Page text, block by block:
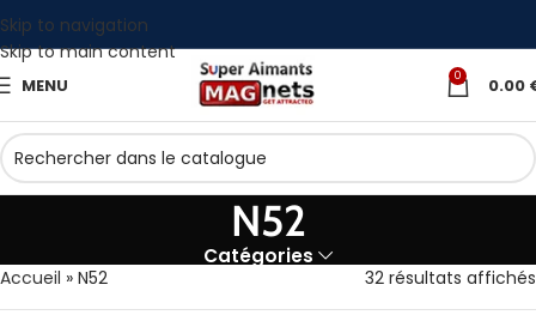
Skip to navigation
Skip to main content
MENU 0 0.00
N52
Catégories
Accueil » N52 32 résultats affichés